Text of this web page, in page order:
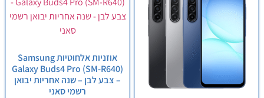
אוזניות אלחוטיות Samsung
Galaxy Buds4 Pro (SM-R640)
– צבע לבן – שנה אחריות יבואן
רשמי סאני